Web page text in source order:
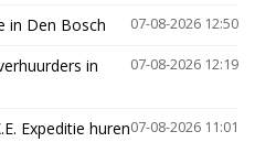
07-08-2026 12:50
in Den Bosch
07-08-2026 12:19
in
07-08-2026 11:01
Expeditie huren